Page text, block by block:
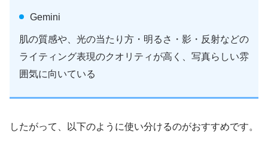
Gemini
肌の質感や、光の当たり方・明るさ・影・反射などの
ライティング表現のクオリティが高く、写真らしい雰
囲気に向いている
したがって、以下のように使い分けるのがおすすめです。